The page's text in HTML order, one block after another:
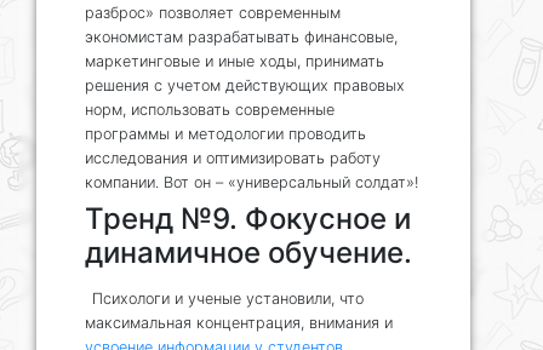
разброс» позволяет современным
экономистам разрабатывать финансовые,
маркетинговые и иные ходы, принимать
решения с учетом действующих правовых
норм, использовать современные
программы и методологии проводить
исследования и оптимизировать работу
компании. Вот он – «универсальный солдат»!
Тренд №9. Фокусное и
динамичное обучение.
Психологи и ученые установили, что
максимальная концентрация, внимания и